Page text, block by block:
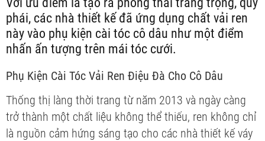
phái, các nhà thiết kế đã ứng dụng chất vải ren
này vào phụ kiện cài tóc cô dâu như một điểm
nhấn ấn tượng trên mái tóc cưới.
Phụ Kiện Cài Tóc Vải Ren Điệu Đà Cho Cô Dâu
Thống thị làng thời trang từ năm 2013 và ngày càng
trở thành một chất liệu không thể thiếu, ren không chỉ
là nguồn cảm hứng sáng tạo cho các nhà thiết kế váy